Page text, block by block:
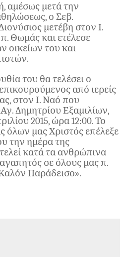
αμέσως μετά την
ο Σεβ.
μετέβη στον Ι.
Θωμάς και ετέλεσε
οικείων του και
του θα τελέσει ο
από ιερείς
στον Ι. Ναό που
Δημητρίου Εξαμιλίων,
2015, ώρα 12:00. Το
όλων μας Χριστός επέλεξε
την ημέρα της
κατά τα ανθρώπινα
σε όλους μας π.
Παράδεισο».